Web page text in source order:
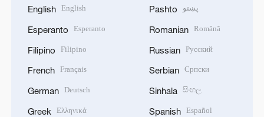
English English
Esperanto Esperanto
Filipino Filipino
French Français
German Deutsch
Greek Ελληνικά
Pashto پښتو
Romanian Română
Russian Русский
Serbian Српски
Sinhala සිංහල
Spanish Español